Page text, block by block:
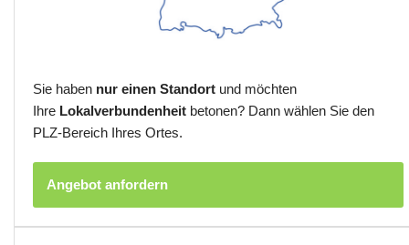
Sie haben nur einen Standort und möchten
Ihre Lokalverbundenheit betonen? Dann wählen Sie den
PLZ-Bereich Ihres Ortes.
Angebot anfordern